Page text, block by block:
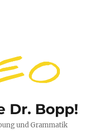
Dr. Bopp!
und Grammatik